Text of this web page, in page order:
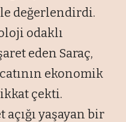
değerlendirdi.
odaklı
eden Saraç,
ekonomik
çekti.
yaşayan bir